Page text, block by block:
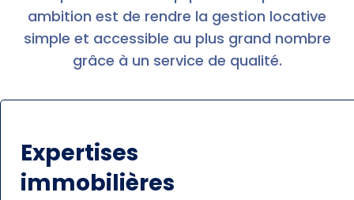
ambition est de rendre la gestion locative
simple et accessible au plus grand nombre
grâce à un service de qualité.
Expertises
immobilières